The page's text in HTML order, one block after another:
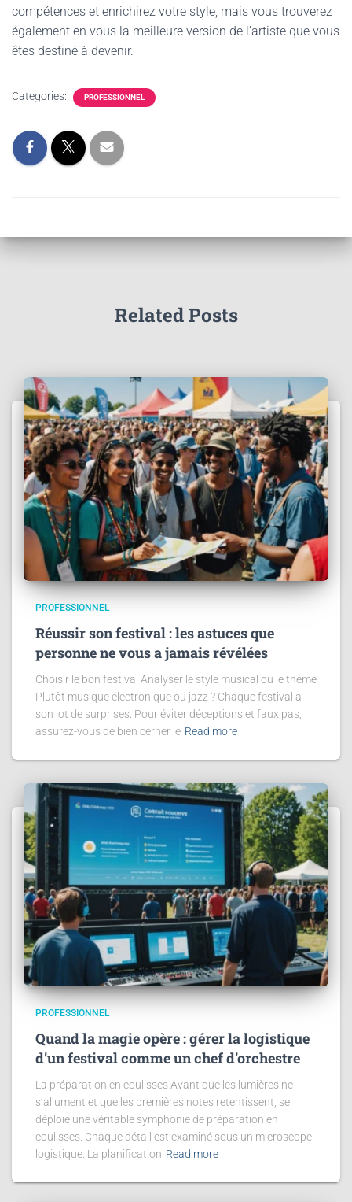
compétences et enrichirez votre style, mais vous trouverez
également en vous la meilleure version de l’artiste que vous
êtes destiné à devenir.
Categories: PROFESSIONNEL
Related Posts
PROFESSIONNEL
Réussir son festival : les astuces que
personne ne vous a jamais révélées
Choisir le bon festival Analyser le style musical ou le thème
Plutôt musique électronique ou jazz ? Chaque festival a
son lot de surprises. Pour éviter déceptions et faux pas,
assurez-vous de bien cerner le Read more
PROFESSIONNEL
Quand la magie opère : gérer la logistique
d’un festival comme un chef d’orchestre
La préparation en coulisses Avant que les lumières ne
s’allument et que les premières notes retentissent, se
déploie une véritable symphonie de préparation en
coulisses. Chaque détail est examiné sous un microscope
logistique. La planification Read more